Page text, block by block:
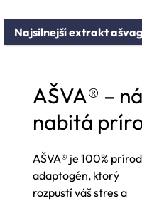
Najsilnejší extrakt
AŠVA® –
nabitá
AŠVA® je 100%
adaptogén, ktorý
rozpustí váš stres a